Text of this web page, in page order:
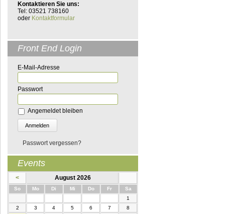
Kontaktieren Sie uns:
Tel: 03521 738160
oder Kontaktformular
Front End Login
E-Mail-Adresse
Passwort
Angemeldet bleiben
Passwort vergessen?
Events
< August 2026
SonntagMontag Di enstagMittwochDonnerstag
Freitag Samstag
1
2
3 4 5 6 7
8